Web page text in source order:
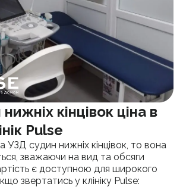
кінцівок ціна в
Pulse
УЗД судин нижніх кінцівок, то вона
зважаючи на вид та обсяги
є доступною для широкого
звертатись у клініку Pulse: